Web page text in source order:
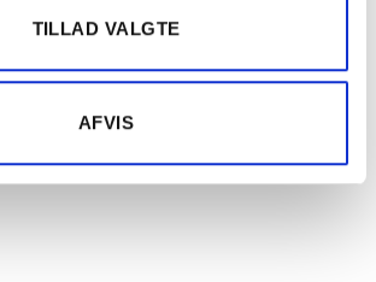
TILLAD VALGTE
AFVIS